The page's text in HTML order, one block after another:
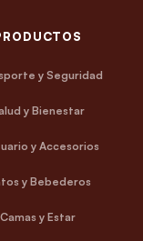
y Seguridad
y Bienestar
y Accesorios
y Bebederos
Camas y Estar